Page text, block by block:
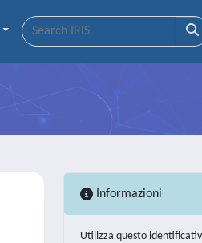
Informazioni
Utilizza questo